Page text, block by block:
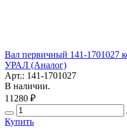
Вал первичный 141-1701027
УРАЛ (Аналог)
Арт.: 141-1701027
В наличии.
11280 ₽
Купить